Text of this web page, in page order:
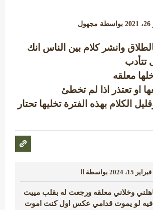
بواسطة مجهول
وانشر كلام بين الناس انك
تتأدب
معلقه
او تعتذر اذا لم تخطئ
الكلام بهذه الفترة تخليها تحتار
فبراير 15، 2024 بواسطة
وخلاني معلقه ورجعت له بقلب مييت
لو يموت قدامي عكس اول كنت اموت